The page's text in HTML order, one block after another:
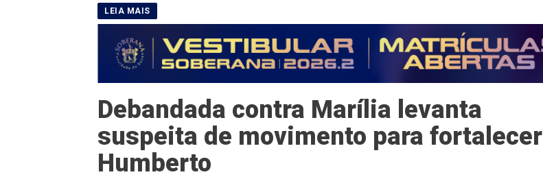
Debandada contra Marília levanta
suspeita de movimento para fortalecer
Humberto